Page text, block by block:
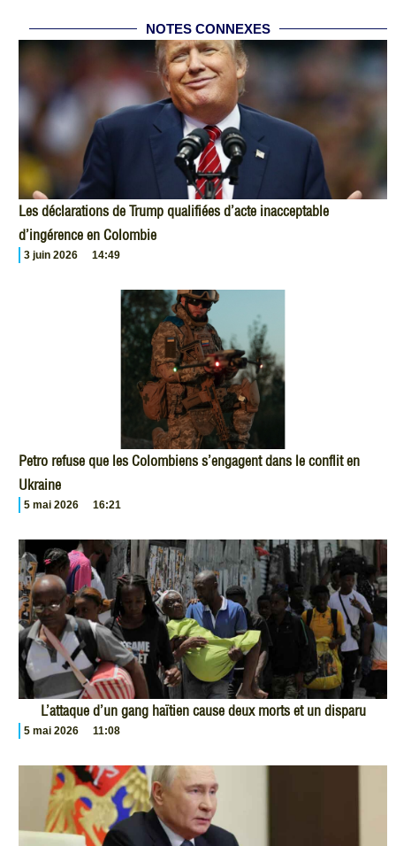
NOTES CONNEXES
Les déclarations de Trump qualifiées d’acte inacceptable
d’ingérence en Colombie
3 juin 2026 14:49
Petro refuse que les Colombiens s’engagent dans le conflit en
Ukraine
5 mai 2026 16:21
L’attaque d’un gang haïtien cause deux morts et un disparu
5 mai 2026 11:08